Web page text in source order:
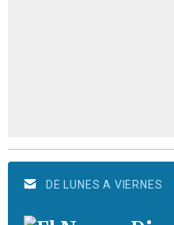
DE LUNES A VIERNES